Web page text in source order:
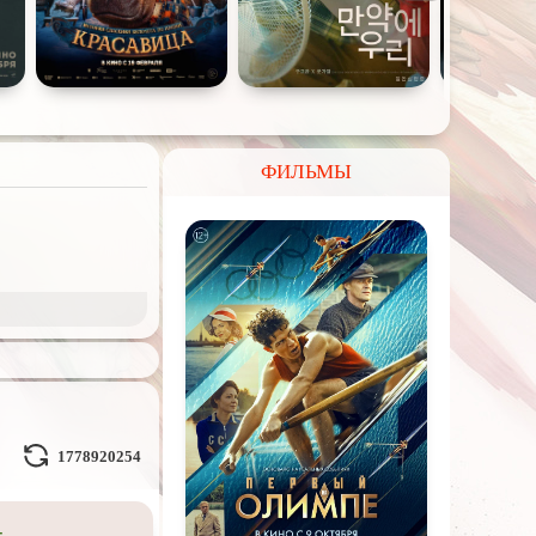
1778920254
ФИЛЬМЫ